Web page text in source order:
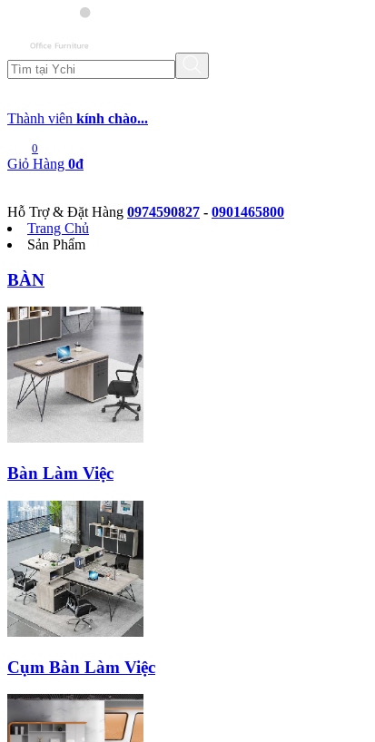
Thành viên kính chào...
0
Giỏ Hàng 0đ
Hỗ Trợ & Đặt Hàng 0974590827 - 0901465800
Trang Chủ
Sản Phẩm
BÀN
Bàn Làm Việc
Cụm Bàn Làm Việc